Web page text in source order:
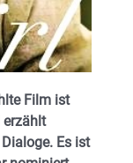
Film ist
erzählt
Es ist